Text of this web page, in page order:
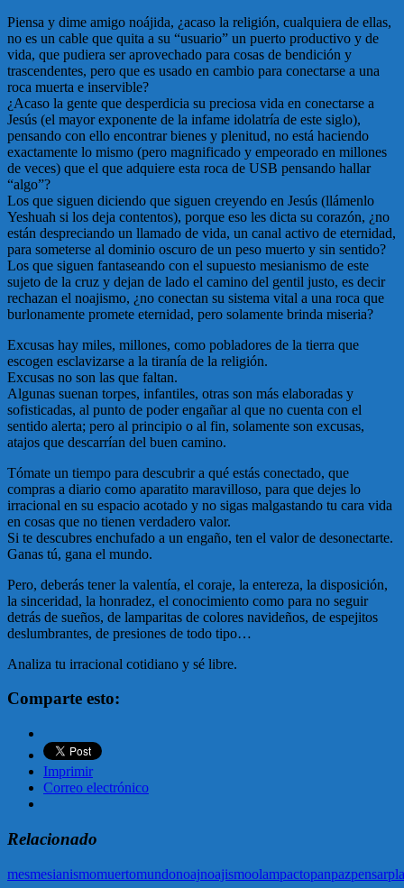
Piensa y dime amigo noájida, ¿acaso la religión, cualquiera de ellas,
no es un cable que quita a su “usuario” un puerto productivo y de
vida, que pudiera ser aprovechado para cosas de bendición y
trascendentes, pero que es usado en cambio para conectarse a una
roca muerta e inservible?
¿Acaso la gente que desperdicia su preciosa vida en conectarse a
Jesús (el mayor exponente de la infame idolatría de este siglo),
pensando con ello encontrar bienes y plenitud, no está haciendo
exactamente lo mismo (pero magnificado y empeorado en millones
de veces) que el que adquiere esta roca de USB pensando hallar
“algo”?
Los que siguen diciendo que siguen creyendo en Jesús (llámenlo
Yeshuah si los deja contentos), porque eso les dicta su corazón, ¿no
están despreciando un llamado de vida, un canal activo de eternidad,
para someterse al dominio oscuro de un peso muerto y sin sentido?
Los que siguen fantaseando con el supuesto mesianismo de este
sujeto de la cruz y dejan de lado el camino del gentil justo, es decir
rechazan el noajismo, ¿no conectan su sistema vital a una roca que
burlonamente promete eternidad, pero solamente brinda miseria?
Excusas hay miles, millones, como pobladores de la tierra que
escogen esclavizarse a la tiranía de la religión.
Excusas no son las que faltan.
Algunas suenan torpes, infantiles, otras son más elaboradas y
sofisticadas, al punto de poder engañar al que no cuenta con el
sentido alerta; pero al principio o al fin, solamente son excusas,
atajos que descarrían del buen camino.
Tómate un tiempo para descubrir a qué estás conectado, que
compras a diario como aparatito maravilloso, para que dejes lo
irracional en su espacio acotado y no sigas malgastando tu cara vida
en cosas que no tienen verdadero valor.
Si te descubres enchufado a un engaño, ten el valor de desonectarte.
Ganas tú, gana el mundo.
Pero, deberás tener la valentía, el coraje, la entereza, la disposición,
la sinceridad, la honradez, el conocimiento como para no seguir
detrás de sueños, de lamparitas de colores navideños, de espejitos
deslumbrantes, de presiones de todo tipo…
Analiza tu irracional cotidiano y sé libre.
Comparte esto:
Imprimir
Correo electrónico
Relacionado
mesmesianismomuertomundonoajnoajismoolampactopanpazpensar